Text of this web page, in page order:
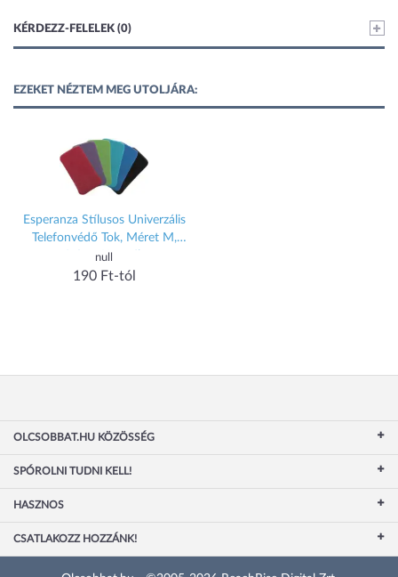
KÉRDEZZ-FELELEK (0)
EZEKET NÉZTEM MEG UTOLJÁRA:
Esperanza Stílusos Univerzális
Telefonvédő Tok, Méret M,
Színes Keverék
null
190 Ft-tól
OLCSOBBAT.HU KÖZÖSSÉG
SPÓROLNI TUDNI KELL!
HASZNOS
CSATLAKOZZ HOZZÁNK!